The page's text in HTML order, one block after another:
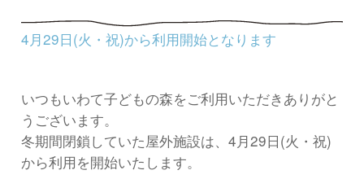
4月29日(火・祝)から利用開始となります
いつもいわて子どもの森をご利用いただきありがと
うございます。
冬期間閉鎖していた屋外施設は、4月29日(火・祝)
から利用を開始いたします。